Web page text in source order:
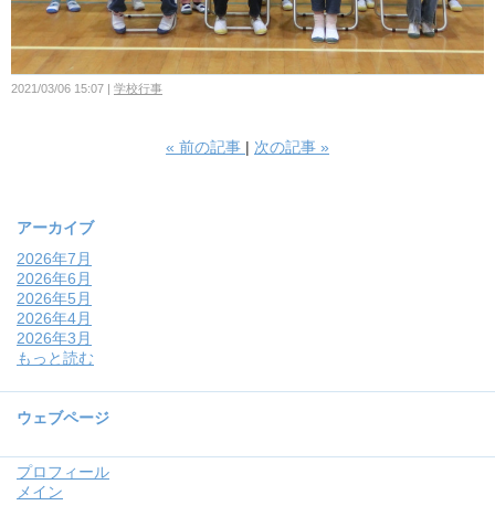
2021/03/06 15:07 学校行事
« 前の記事 次の記事 »
アーカイブ
2026年7月
2026年6月
2026年5月
2026年4月
2026年3月
もっと読む
ウェブページ
プロフィール
メイン